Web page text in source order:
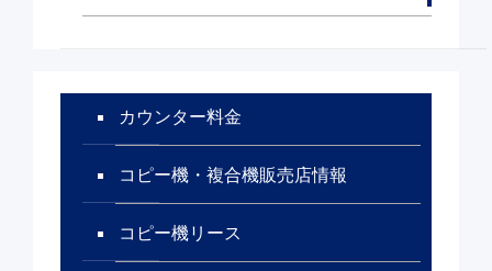
カウンター料金
コピー機・複合機販売店情報
コピー機リース